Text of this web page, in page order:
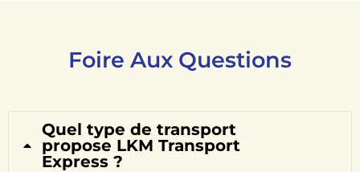
Foire Aux Questions
Quel type de transport
propose LKM Transport
Express ?